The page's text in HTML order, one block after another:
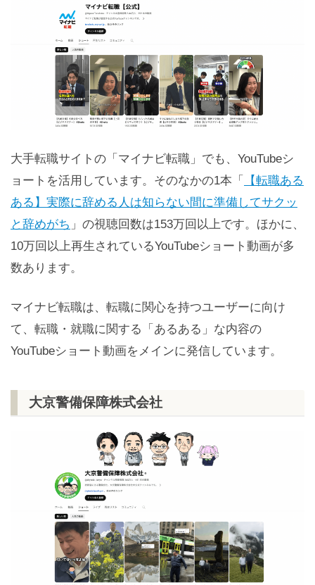
大手転職サイトの「マイナビ転職」でも、YouTubeシ
ョートを活用しています。そのなかの1本「
【転職ある
ある】実際に辞める人は知らない間に準備してサクッ
と辞めがち 」の視聴回数は153万回以上です。ほかに、
10万回以上再生されているYouTubeショート動画が多
数あります。
マイナビ転職は、転職に関心を持つユーザーに向け
て、転職・就職に関する「あるある」な内容の
YouTubeショート動画をメインに発信しています。
大京警備保障株式会社